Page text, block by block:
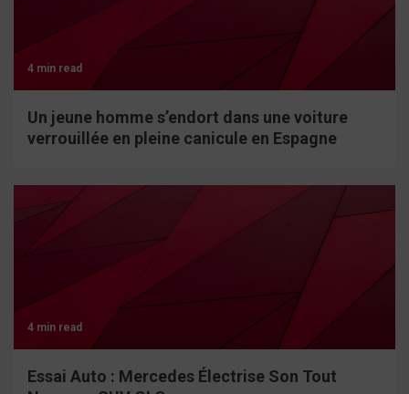
4 min read
Un jeune homme s’endort dans une voiture
verrouillée en pleine canicule en Espagne
4 min read
Essai Auto : Mercedes Électrise Son Tout